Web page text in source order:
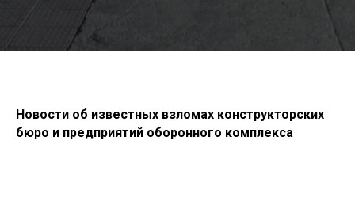
Новости об известных взломах конструкторских
бюро и предприятий оборонного комплекса